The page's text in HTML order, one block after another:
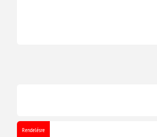
Rendelésre